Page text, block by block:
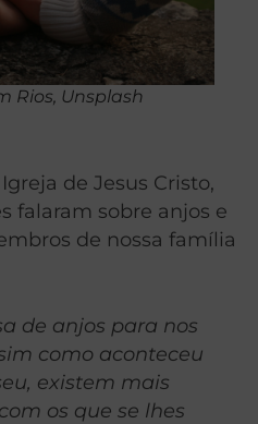
Rios, Unsplash
de Jesus Cristo,
falaram sobre anjos e
de nossa família
de anjos para nos
como aconteceu
existem mais
os que se lhes